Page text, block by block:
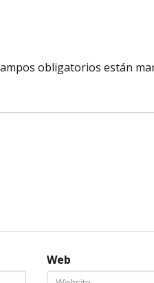
obligatorios están
Web